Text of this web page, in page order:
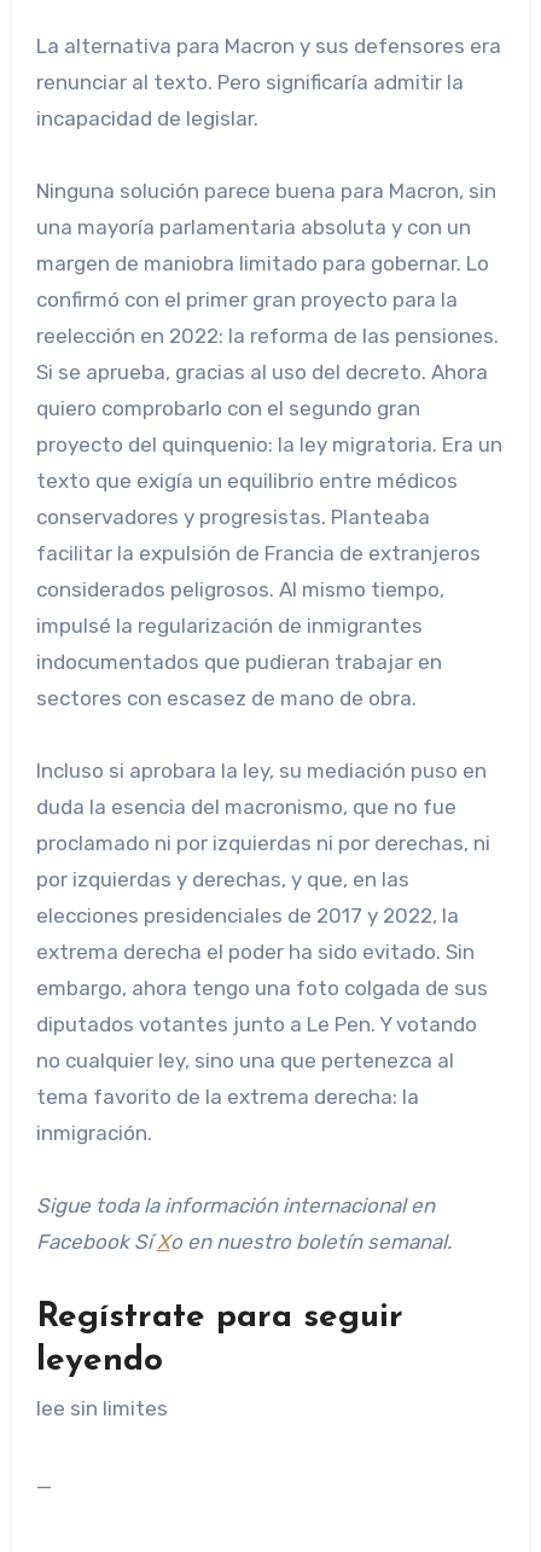
La alternativa para Macron y sus defensores era
renunciar al texto. Pero significaría admitir la
incapacidad de legislar.
Ninguna solución parece buena para Macron, sin
una mayoría parlamentaria absoluta y con un
margen de maniobra limitado para gobernar. Lo
confirmó con el primer gran proyecto para la
reelección en 2022: la reforma de las pensiones.
Si se aprueba, gracias al uso del decreto. Ahora
quiero comprobarlo con el segundo gran
proyecto del quinquenio: la ley migratoria. Era un
texto que exigía un equilibrio entre médicos
conservadores y progresistas. Planteaba
facilitar la expulsión de Francia de extranjeros
considerados peligrosos. Al mismo tiempo,
impulsé la regularización de inmigrantes
indocumentados que pudieran trabajar en
sectores con escasez de mano de obra.
Incluso si aprobara la ley, su mediación puso en
duda la esencia del macronismo, que no fue
proclamado ni por izquierdas ni por derechas, ni
por izquierdas y derechas, y que, en las
elecciones presidenciales de 2017 y 2022, la
extrema derecha el poder ha sido evitado. Sin
embargo, ahora tengo una foto colgada de sus
diputados votantes junto a Le Pen. Y votando
no cualquier ley, sino una que pertenezca al
tema favorito de la extrema derecha: la
inmigración.
Sigue toda la información internacional en
FacebookSíXo en nuestro boletín semanal.
Regístrate para seguir
leyendo
lee sin limites
_